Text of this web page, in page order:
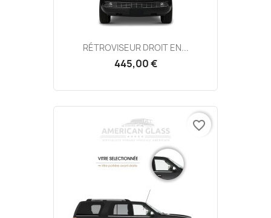
RÉTROVISEUR DROIT EN...
445,00 €
favorite_border